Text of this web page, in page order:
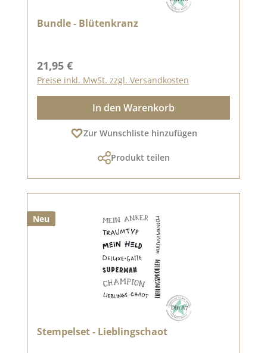
Bundle - Blütenkranz
Regulärer Preis:
21,95 €
Preise inkl. MwSt. zzgl. Versandkosten
In den Warenkorb
Zur Wunschliste hinzufügen
Produkt teilen
Neu
Stempelset - Lieblingschaot